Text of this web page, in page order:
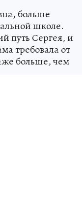
больше
школе.
путь Сергея, и
требовала от
больше, чем